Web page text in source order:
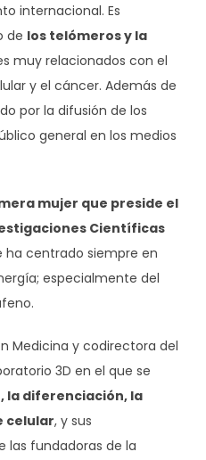
internacional. Es
de los telómeros y la
muy relacionados con el
y el cáncer. Además de
por la difusión de los
general en los medios
mujer que preside el
Científicas
ha centrado siempre en
especialmente del
Medicina y codirectora del
3D en el que se
la diferenciación, la
celular, y sus
las fundadoras de la